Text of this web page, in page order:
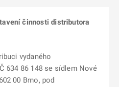
činnosti distributora
vydaného
634 86 148se sídlem Nové
00 Brno,pod